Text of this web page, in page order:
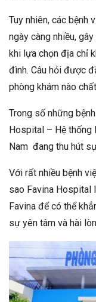
Tuy nhiên, các bệnh
ngày càng nhiều,
khi lựa chọn địa chỉ
đình. Câu hỏi được
phòng khám nào
Trong số những
Hospital – Hệ thống
Nam đang thu hút
Với rất nhiều bệnh
sao Favina Hospital
Favina để có thể
sự yên tâm và hài